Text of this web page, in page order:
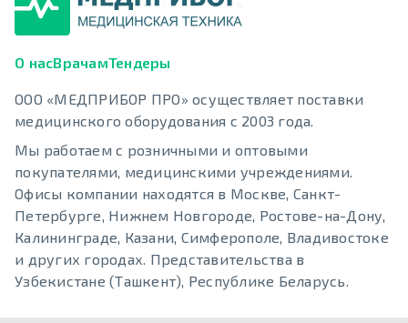
О насВрачамТендеры
ООО «МЕДПРИБОР ПРО» осуществляет поставки
медицинского оборудования с 2003 года.
Мы работаем с розничными и оптовыми
покупателями, медицинскими учреждениями.
Офисы компании находятся в Москве, Санкт-
Петербурге, Нижнем Новгороде, Ростове-на-Дону,
Калининграде, Казани, Симферополе, Владивостоке
и других городах. Представительства в
Узбекистане (Ташкент), Республике Беларусь.